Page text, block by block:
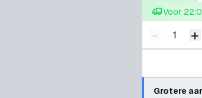
Voor
Verminder
- +
Grotere